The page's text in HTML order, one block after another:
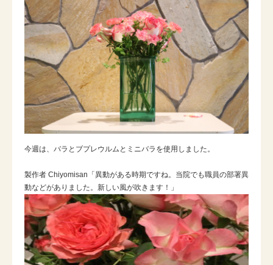
今週は、バラとブプレウルムとミニバラを使用しました。
製作者 Chiyomisan「異動がある時期ですね。当院でも職員の部署異
動などがありました。新しい風が吹きます！」